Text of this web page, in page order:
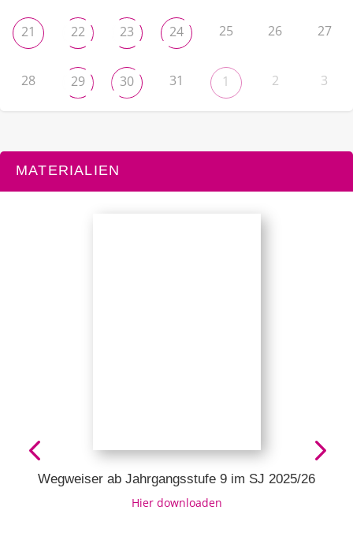
21 22 23 24 25 26 27
28 29 30 31 1 2 3
MATERIALIEN
Wegweiser ab Jahrgangsstufe 9 im SJ 2025/26
Hier downloaden